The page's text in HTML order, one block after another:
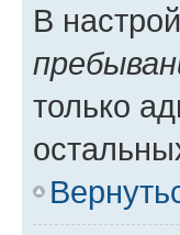
В
только